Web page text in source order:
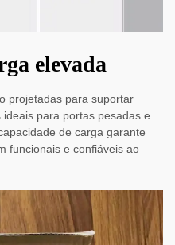
elevada
projetadas para suportar
para portas pesadas e
de carga garante
funcionais e confiáveis ao